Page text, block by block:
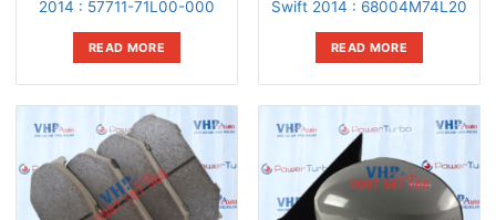
2014 : 57711-71L00-000
READ MORE
Swift 2014 : 68004M74L20
READ MORE